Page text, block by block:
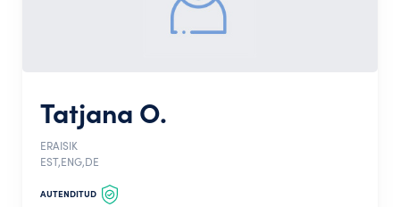
Tatjana O.
ERAISIK
EST,ENG,DE
AUTENDITUD